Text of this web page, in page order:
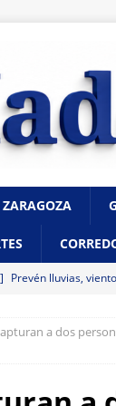
Prevén lluvias,
] Marco Bonilla visita
] Avanza proceso del
a dos